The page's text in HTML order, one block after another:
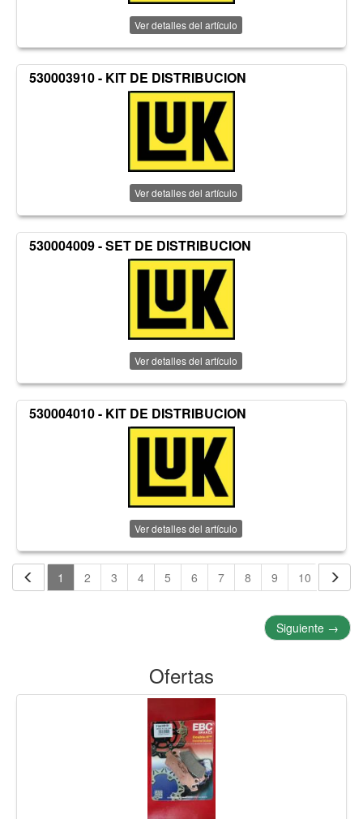
Ver detalles del artículo
530003910 - KIT DE DISTRIBUCION
Ver detalles del artículo
530004009 - SET DE DISTRIBUCION
Ver detalles del artículo
530004010 - KIT DE DISTRIBUCION
Ver detalles del artículo
1 2 3 4 5 6 7 8 9 10 11
Siguiente →
Ofertas